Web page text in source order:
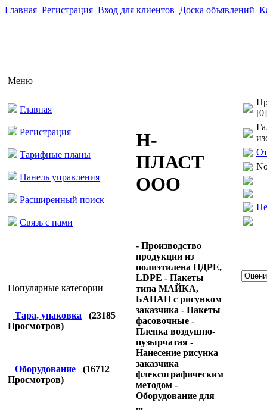
Главная Регистрация Вход для клиентов Доска объявлений
Меню
Главная
Регистрация
Тарифные планы
Панель управления
Расширенный поиск
Связь с нами
Популярные категории
Тара, упаковка (23185
Просмотров)
Оборудование (16712
Просмотров)
Н-
ПЛАСТ
ООО
- Производство
продукции из
полиэтилена НДРЕ,
LDPE - Пакеты
типа МАЙКА,
БАНАН с рисунком
заказчика - Пакеты
фасовочные -
Пленка воздушно-
пузырчатая -
Нанесение рисунка
заказчика
флексографическим
методом -
Оборудование для
...
[0]